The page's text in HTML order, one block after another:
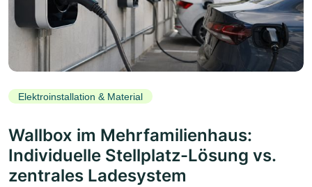
Elektroinstallation & Material
Wallbox im Mehrfamilienhaus:
Individuelle Stellplatz-Lösung vs.
zentrales Ladesystem